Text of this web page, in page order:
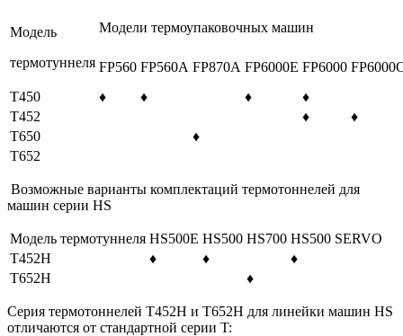
Модель
термотуннеля
Модели термоупаковочных машин
FP560 FP560A FP870A FP6000E FP6000
T450
♦ ♦ ♦
♦
T452
♦
♦
T650
♦
T652
Возможные варианты комплектаций термотоннелей для
машин серии HS
Модель термотуннеля HS500E HS500 HS700 HS500 SERVO
T452H
♦ ♦
♦
T652H
♦
Серия термотоннелей T452H и T652H для линейки машин HS
отличаются от стандартной серии T: